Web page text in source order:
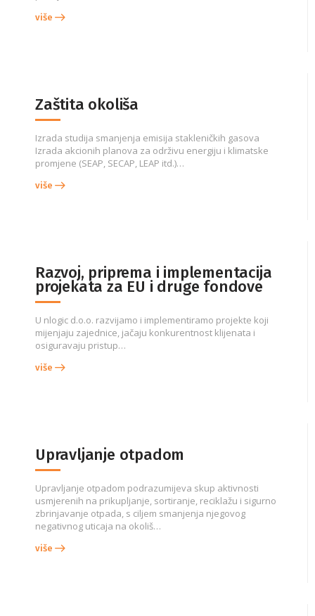
više
Zaštita okoliša
Izrada studija smanjenja emisija stakleničkih gasova
Izrada akcionih planova za održivu energiju i klimatske
promjene (SEAP, SECAP, LEAP itd.)…
više
Razvoj, priprema i implementacija
projekata za EU i druge fondove
U nlogic d.o.o. razvijamo i implementiramo projekte koji
mijenjaju zajednice, jačaju konkurentnost klijenata i
osiguravaju pristup…
više
Upravljanje otpadom
Upravljanje otpadom podrazumijeva skup aktivnosti
usmjerenih na prikupljanje, sortiranje, reciklažu i sigurno
zbrinjavanje otpada, s ciljem smanjenja njegovog
negativnog uticaja na okoliš…
više